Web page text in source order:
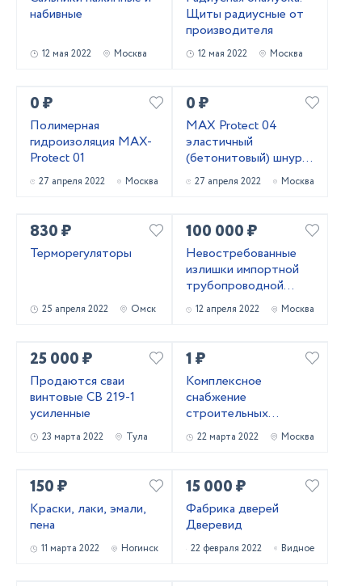
набивные
12 мая 2022 Москва
Щиты радиусные от
производителя
12 мая 2022 Москва
0 ₽
Полимерная
гидроизоляция MAX-
Protect 01
27 апреля 2022 Москва
0 ₽
MAX Protect 04
эластичный
(бетонитовый) шнур
(набухающий
профиль, гидрошнур)
27 апреля 2022 Москва
830 ₽
Терморегуляторы
25 апреля 2022 Омск
100 000 ₽
Невостребованные
излишки импортной
трубопроводной
запорной арматуры
12 апреля 2022 Москва
25 000 ₽
Продаются сваи
винтовые СВ 219-1
усиленные
23 марта 2022 Тула
1 ₽
Комплексное
снабжение
строительных
объектов
22 марта 2022 Москва
150 ₽
Краски, лаки, эмали,
пена
11 марта 2022 Ногинск
15 000 ₽
Фабрика дверей
Дверевид
22 февраля 2022 Видное